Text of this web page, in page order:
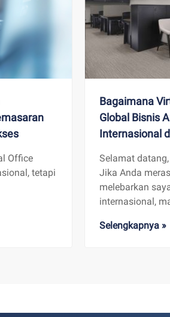
Office
tetapi
Bagaimana
Global Bisnis
Internasional
Selamat
Jika Anda
melebarkan
internasional,
Selengkapnya »